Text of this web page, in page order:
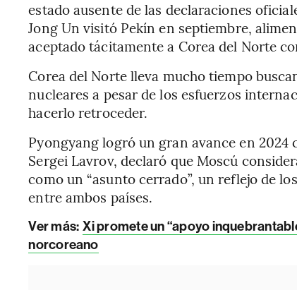
estado ausente de las declaraciones
Jong Un visitó Pekín en septiembre,
aceptado tácitamente a Corea del Norte
Corea del Norte lleva mucho tiempo
nucleares a pesar de los esfuerzos
hacerlo retroceder.
Pyongyang logró un gran avance en
Sergei Lavrov, declaró que Moscú
como un “asunto cerrado”, un reflejo de
entre ambos países.
Ver más: Xi promete un “apoyo
norcoreano